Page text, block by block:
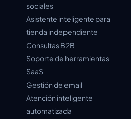
sociales
Asistente inteligente para
tienda independiente
Consultas B2B
Soporte de herramientas
SaaS
Gestión de email
Atención inteligente
automatizada